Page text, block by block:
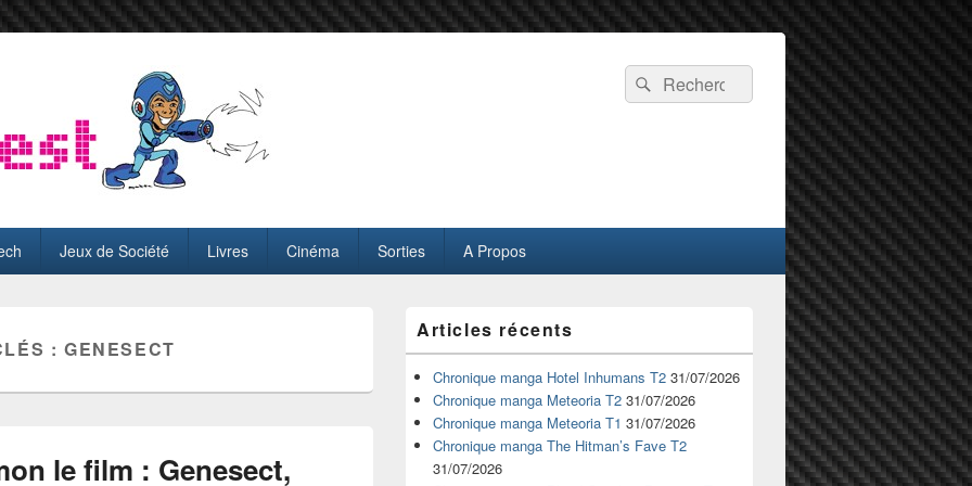
Recherche :
Rechercher
Jeux de Société Livres Cinéma Sorties A Propos
:GENESECT
le film : Genesect,
principale
de
widget
pour
barre
latérale
Articles récents
Chronique manga Hotel Inhumans T2 31/07/2026
Chronique manga Meteoria T2 31/07/2026
Chronique manga Meteoria T1 31/07/2026
Chronique manga The Hitman’s Fave T2
31/07/2026